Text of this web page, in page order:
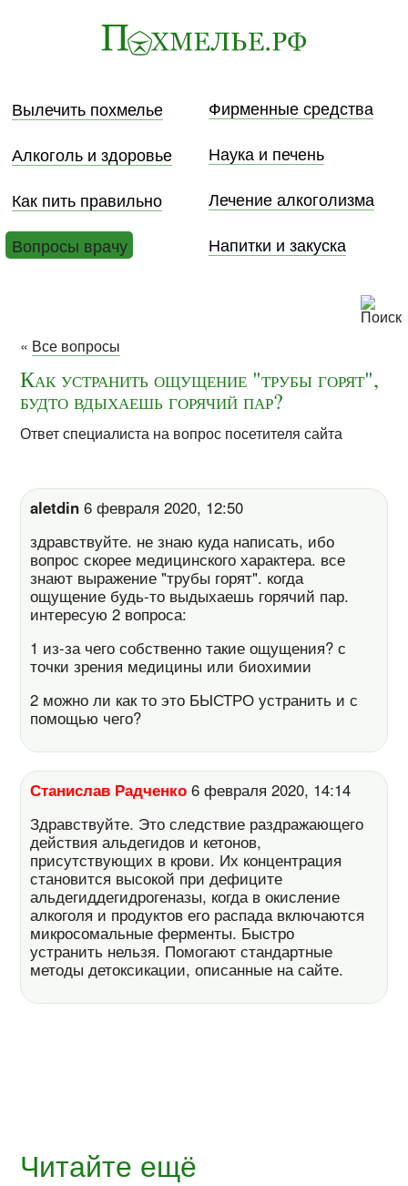
Вылечить похмелье
Фирменные средства
Алкоголь и здоровье
Наука и печень
Как пить правильно
Лечение алкоголизма
Вопросы врачу
Напитки и закуска
« Все вопросы
Как устранить ощущение "трубы горят",
будто вдыхаешь горячий пар?
Ответ специалиста на вопрос посетителя сайта
aletdin 6 февраля 2020, 12:50
здравствуйте. не знаю куда написать, ибо
вопрос скорее медицинского характера. все
знают выражение "трубы горят". когда
ощущение будь-то выдыхаешь горячий пар.
интересую 2 вопроса:
1 из-за чего собственно такие ощущения? с
точки зрения медицины или биохимии
2 можно ли как то это БЫСТРО устранить и с
помощью чего?
Станислав Радченко 6 февраля 2020, 14:14
Здравствуйте. Это следствие раздражающего
действия альдегидов и кетонов,
присутствующих в крови. Их концентрация
становится высокой при дефиците
альдегиддегидрогеназы, когда в окисление
алкоголя и продуктов его распада включаются
микросомальные ферменты. Быстро
устранить нельзя. Помогают стандартные
методы детоксикации, описанные на сайте.
Читайте ещё